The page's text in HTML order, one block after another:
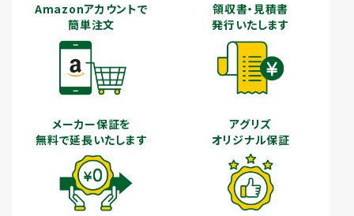
Amazonアカウントで
簡単注文
領収書・見積書
発行いたします
メーカー保証を
無料で延長いたします
アグリズ
オリジナル保証